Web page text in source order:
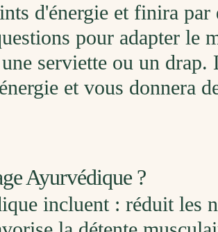
d'énergie et finira
pour adapter le
serviette ou un
et vous donnera
Ayurvédique ?
incluent : réduit les